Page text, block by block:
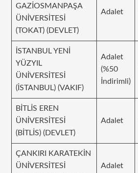
GAZİOSMANPAŞA
ÜNİVERSİTESİ
(TOKAT) (DEVLET)
Adalet
İSTANBUL YENİ
YÜZYIL
ÜNİVERSİTESİ
(İSTANBUL) (VAKIF)
Adalet
(%50
İndirimli)
BİTLİS EREN
ÜNİVERSİTESİ
(BİTLİS) (DEVLET)
Adalet
ÇANKIRI KARATEKİN
ÜNİVERSİTESİ
Adalet